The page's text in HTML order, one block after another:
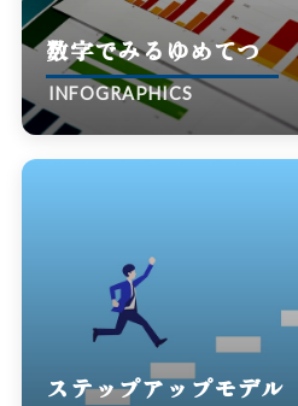
数字でみるゆめてつ
INFOGRAPHICS
ステップアップモデル